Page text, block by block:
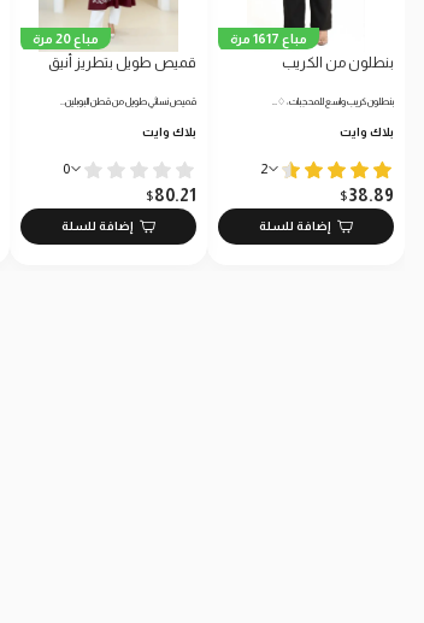
مباع 1617 مرة
بنطلون من الكريب
بنطلون كريب واسع للمحجبات: ♢…
بلاك وايت
2
38.89
$
إضافة للسلة
مباع 20 مرة
قميص طويل بتطريز أنيق
قميص نسائي طويل من قطن البوبلين…
بلاك وايت
0
80.21
$
إضافة للسلة